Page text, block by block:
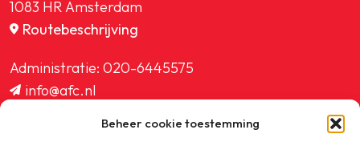
Beheer cookie toestemming
1083 HR Amsterdam
Routebeschrijving
Administratie: 020-6445575
info@afc.nl